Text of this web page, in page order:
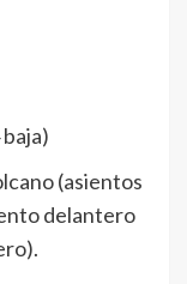
(asientos
delantero